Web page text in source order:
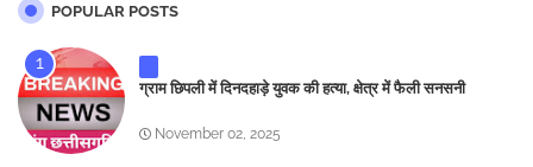
POPULAR POSTS
ग्राम छिपली में दिनदहाड़े युवक की हत्या, क्षेत्र में फैली सनसनी
November 02, 2025